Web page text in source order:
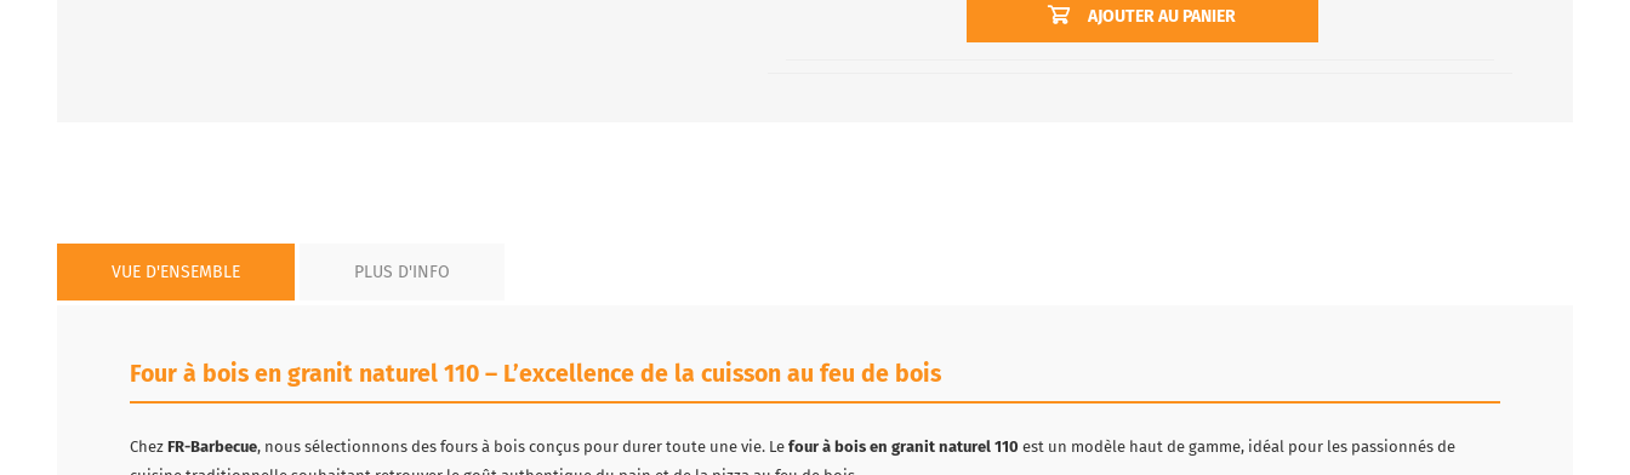
AJOUTER AU PANIER
VUE D'ENSEMBLE PLUS D'INFO
Four à bois en granit naturel 110 – L’excellence de la cuisson au feu de bois
Chez FR-Barbecue, nous sélectionnons des fours à bois conçus pour durer toute une vie. Le four à bois en granit naturel 110 est un modèle haut de gamme, idéal pour les passionnés de